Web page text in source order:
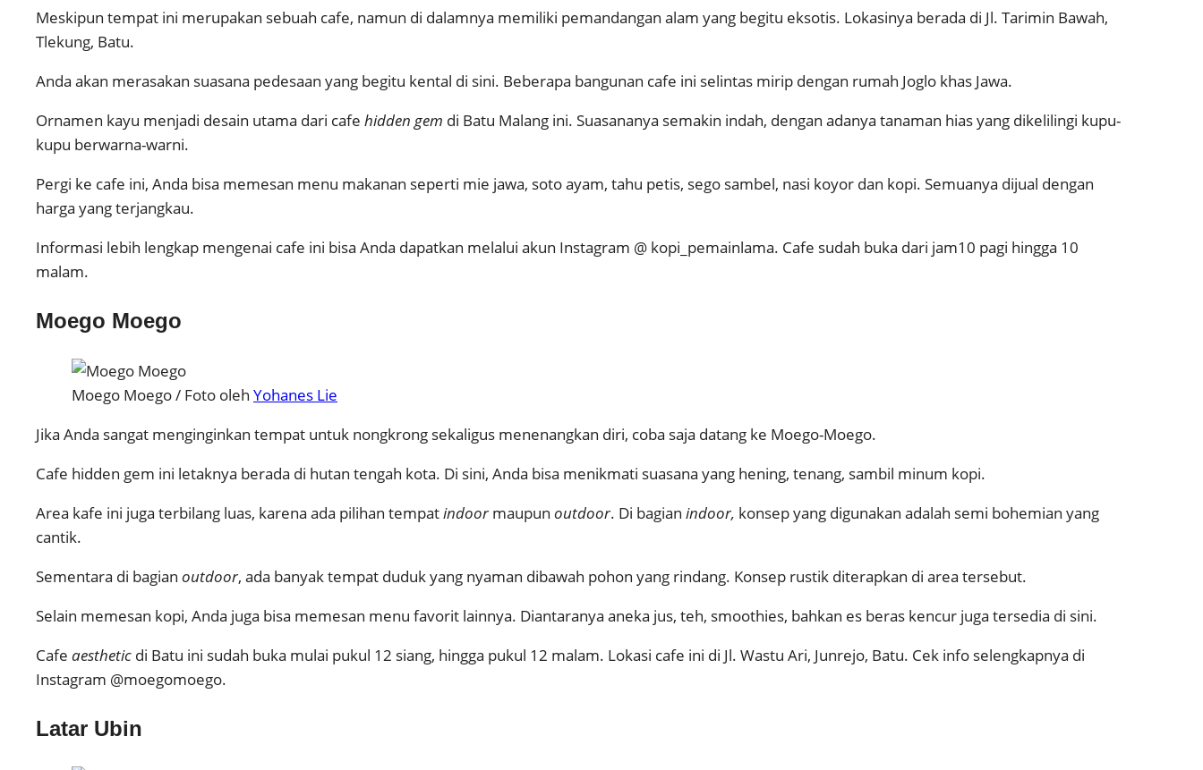
Meskipun tempat ini merupakan sebuah cafe, namun di dalamnya memiliki pemandangan alam yang begitu eksotis. Lokasinya berada di Jl. Tarimin Bawah,
Tlekung, Batu.
Anda akan merasakan suasana pedesaan yang begitu kental di sini. Beberapa bangunan cafe ini selintas mirip dengan rumah Joglo khas Jawa.
Ornamen kayu menjadi desain utama dari cafe hidden gem di Batu Malang ini. Suasananya semakin indah, dengan adanya tanaman hias yang dikelilingi kupu-
kupu berwarna-warni.
Pergi ke cafe ini, Anda bisa memesan menu makanan seperti mie jawa, soto ayam, tahu petis, sego sambel, nasi koyor dan kopi. Semuanya dijual dengan
harga yang terjangkau.
Informasi lebih lengkap mengenai cafe ini bisa Anda dapatkan melalui akun Instagram @ kopi_pemainlama. Cafe sudah buka dari jam10 pagi hingga 10
malam.
Moego Moego
Moego Moego / Foto oleh Yohanes Lie
Jika Anda sangat menginginkan tempat untuk nongkrong sekaligus menenangkan diri, coba saja datang ke Moego-Moego.
Cafe hidden gem ini letaknya berada di hutan tengah kota. Di sini, Anda bisa menikmati suasana yang hening, tenang, sambil minum kopi.
Area kafe ini juga terbilang luas, karena ada pilihan tempatindoormaupun outdoor. Di bagian indoor, konsep yang digunakan adalah semi bohemian yang
cantik.
Sementara di bagian outdoor, ada banyak tempat duduk yang nyaman dibawah pohon yang rindang. Konsep rustik diterapkan di area tersebut.
Selain memesan kopi, Anda juga bisa memesan menu favorit lainnya. Diantaranya aneka jus, teh, smoothies, bahkan es beras kencur juga tersedia di sini.
Cafe aesthetic di Batu ini sudah buka mulai pukul 12 siang, hingga pukul 12 malam. Lokasi cafe ini di Jl. Wastu Ari, Junrejo, Batu. Cek info selengkapnya di
Instagram @moegomoego.
Latar Ubin